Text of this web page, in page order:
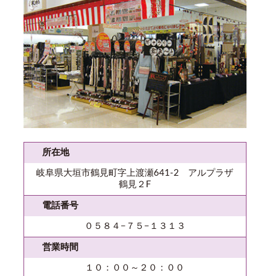
所在地
岐阜県大垣市鶴見町字上渡瀬641-2 アルプラザ
鶴見２F
電話番号
０５８４−７５−１３１３
営業時間
１０：００～２０：００